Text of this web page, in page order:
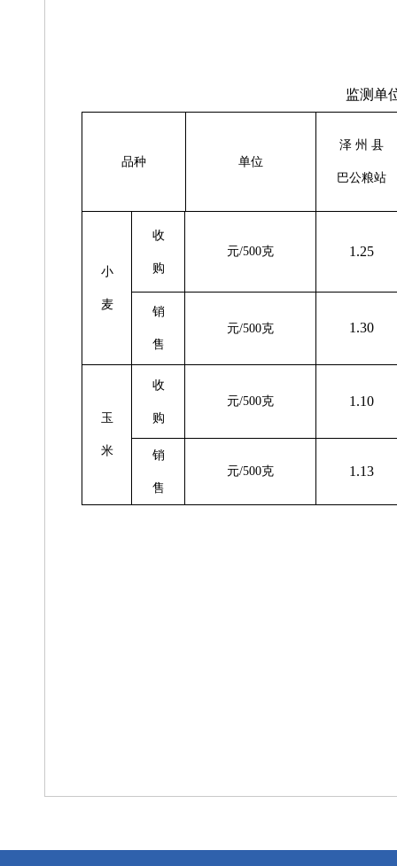
监测单
品种 单位
泽 州 县
巴公粮站
小
麦
收
购
元/500克 1.25
销
售
元/500克 1.30
玉
米
收
购
元/500克 1.10
销
售
元/500克 1.13